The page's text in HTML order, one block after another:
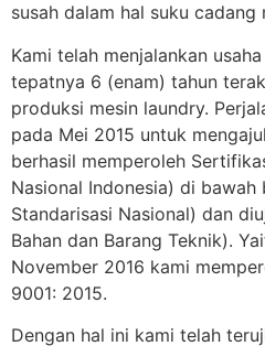
susah dalam hal suku cadang
Kami telah menjalankan
tepatnya 6 (enam) tahun
produksi mesin laundry.
pada Mei 2015 untuk
berhasil memperoleh
Nasional Indonesia) di bawah
Standarisasi Nasional) dan
Bahan dan Barang Teknik).
November 2016 kami
9001: 2015.
Dengan hal ini kami telah